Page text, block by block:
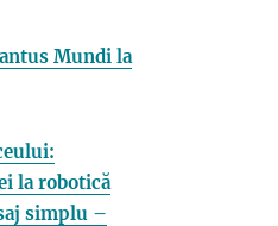
Mundi la
la robotică
simplu –